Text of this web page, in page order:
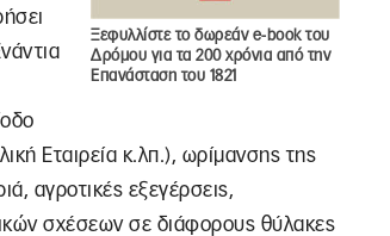
Ξεφυλλίστε το δωρεάν e-book του
Δρόμου για τα 200 χρόνια από την
Επανάσταση του 1821
Εταιρεία κ.λπ.), ωρίμανσης της
αγροτικές εξεγέρσεις,
σχέσεων σε διάφορους θύλακες